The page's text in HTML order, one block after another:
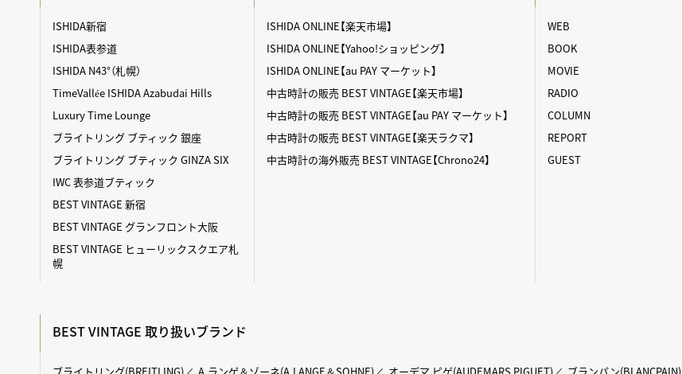
ISHIDA新宿
ISHIDA表参道
ISHIDA N43°（札幌）
TimeVallée ISHIDA Azabudai Hills
Luxury Time Lounge
ブライトリング ブティック 銀座
ブライトリング ブティック GINZA SIX
IWC 表参道ブティック
BEST VINTAGE 新宿
BEST VINTAGE グランフロント大阪
BEST VINTAGE ヒューリックスクエア札
幌
ISHIDA ONLINE【楽天市場】
ISHIDA ONLINE【Yahoo!ショッピング】
ISHIDA ONLINE【au PAY マーケット】
中古時計の販売 BEST VINTAGE【楽天市場】
中古時計の販売 BEST VINTAGE【au PAY マーケット】
中古時計の販売 BEST VINTAGE【楽天ラクマ】
中古時計の海外販売 BEST VINTAGE【Chrono24】
WEB
BOOK
MOVIE
RADIO
COLUMN
REPORT
GUEST
BEST VINTAGE 取り扱いブランド